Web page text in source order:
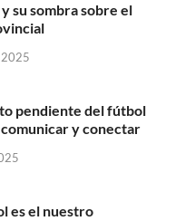
y su sombra sobre el
pendiente del fútbol
y conectar
es el nuestro